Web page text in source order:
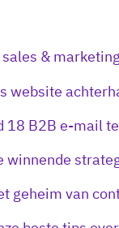
& marketing
website
18 B2B e-mail
winnende
geheim van